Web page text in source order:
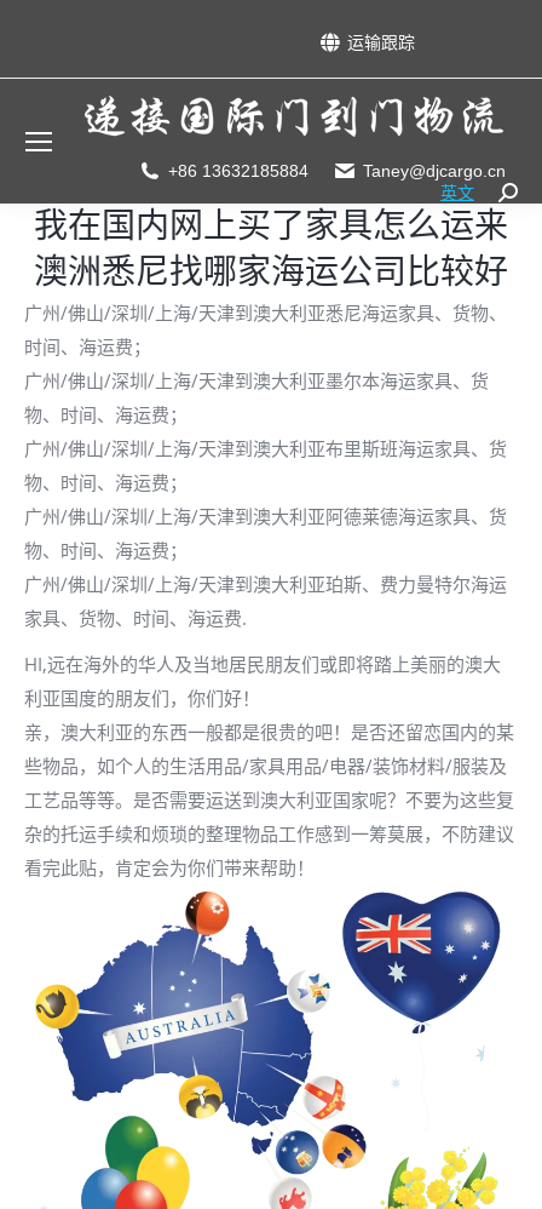
运输跟踪
+86 13632185884
Taney@djcargo.cn
英文
我在国内网上买了家具怎么运来
澳洲悉尼找哪家海运公司比较好
广州/佛山/深圳/上海/天津到澳大利亚悉尼海运家具、货物、
时间、海运费；
广州/佛山/深圳/上海/天津到澳大利亚墨尔本海运家具、货
物、时间、海运费；
广州/佛山/深圳/上海/天津到澳大利亚布里斯班海运家具、货
物、时间、海运费；
广州/佛山/深圳/上海/天津到澳大利亚阿德莱德海运家具、货
物、时间、海运费；
广州/佛山/深圳/上海/天津到澳大利亚珀斯、费力曼特尔海运
家具、货物、时间、海运费.
HI,远在海外的华人及当地居民朋友们或即将踏上美丽的澳大
利亚国度的朋友们，你们好！
亲，澳大利亚的东西一般都是很贵的吧！是否还留恋国内的某
些物品，如个人的生活用品/家具用品/电器/装饰材料/服装及
工艺品等等。是否需要运送到澳大利亚国家呢？不要为这些复
杂的托运手续和烦琐的整理物品工作感到一筹莫展，不防建议
看完此贴，肯定会为你们带来帮助！